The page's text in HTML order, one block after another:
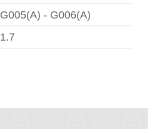
G005(A) - G006(A)
1.7